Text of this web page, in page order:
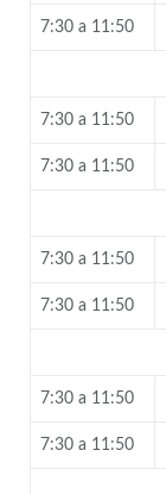
7:30 a 11:50
7:30 a 11:50
7:30 a 11:50
7:30 a 11:50
7:30 a 11:50
7:30 a 11:50
7:30 a 11:50